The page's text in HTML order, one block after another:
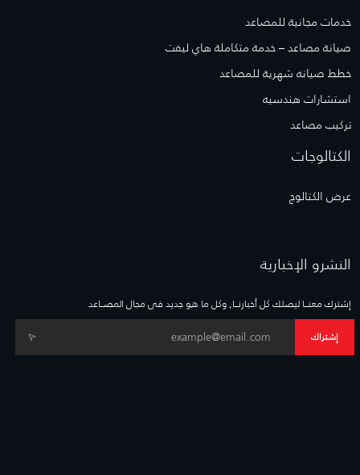
خدمات مجانية للمصاعد
صيانة مصاعد – خدمة متكاملة هاي ليفت
خطط صيانه شهرية للمصاعد
استشارات هندسيه
تركيب مصاعد
الكتالوجات
عرض الكتالوج
النشرو الإخبارية
إشترك معنــا ليصلك كل أخبارنــا, وكل ما هو جديد فى مجال المصــاعد